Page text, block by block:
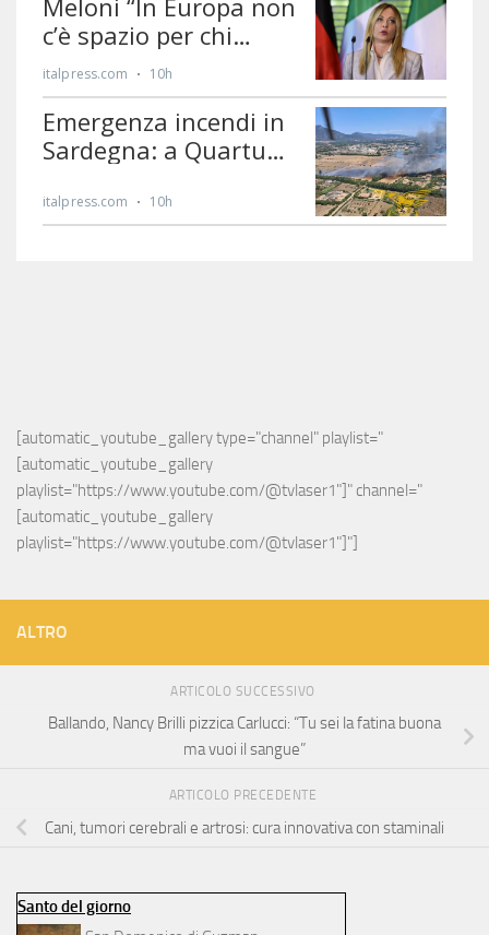
[automatic_youtube_gallery type="channel" playlist="
[automatic_youtube_gallery
playlist="https://www.youtube.com/@tvlaser1"]" channel="
[automatic_youtube_gallery
playlist="https://www.youtube.com/@tvlaser1"]"]
ALTRO
ARTICOLO SUCCESSIVO
Ballando, Nancy Brilli pizzica Carlucci: “Tu sei la fatina buona
ma vuoi il sangue”
ARTICOLO PRECEDENTE
Cani, tumori cerebrali e artrosi: cura innovativa con staminali
Santo del giorno